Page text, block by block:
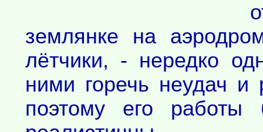
землянке на
лётчики, - нередко
ними горечь неудач
поэтому его